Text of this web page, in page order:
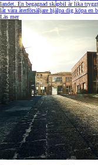
landet. En begagnad skåpbil är lika
låt våra återförsäljare hjälpa dig köpa en
Läs mer